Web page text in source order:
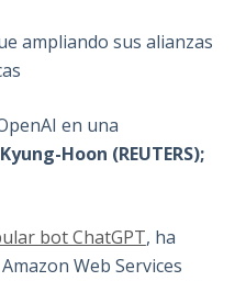
ampliando sus alianzas
en una
Hoon (REUTERS);
bot ChatGPT, ha
Web Services